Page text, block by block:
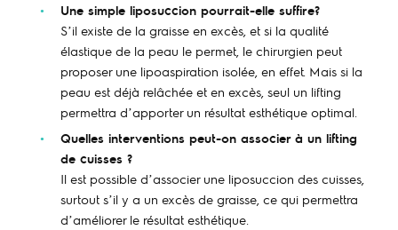
Une simple liposuccion pourrait-elle suffire?
S’il existe de la graisse en excès, et si la qualité
élastique de la peau le permet, le chirurgien peut
proposer une lipoaspiration isolée, en effet. Mais si la
peau est déjà relâchée et en excès, seul un lifting
permettra d’apporter un résultat esthétique optimal.
Quelles interventions peut-on associer à un lifting
de cuisses ?
Il est possible d’associer une liposuccion des cuisses,
surtout s’il y a un excès de graisse, ce qui permettra
d’améliorer le résultat esthétique.